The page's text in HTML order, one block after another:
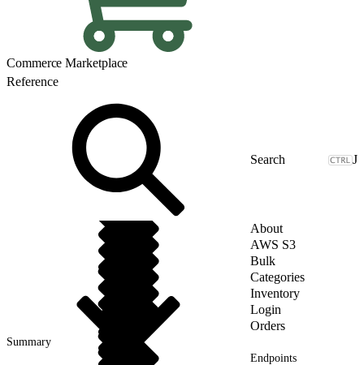
Commerce Marketplace
Reference
J
About
AWS S3
Bulk
Categories
Inventory
Login
Orders
Summary
Endpoints